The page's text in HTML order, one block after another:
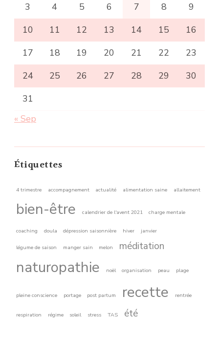
3
4 5 6 7 8
9
10
11 12 13 14 15
16
17
18 19 20 21 22
23
24
25 26 27 28 29
30
31
« Sep
Étiquettes
4 trimestre accompagnement actualité alimentation saine allaitement
bien-être calendrier de l'avent 2021 charge mentale
coaching doula dépression saisonnière hiver janvier
légume de saison manger sain melon méditation
naturopathie noël organisation peau plage
pleine conscience portage post partum recette rentrée
respiration régime soleil stress TAS été